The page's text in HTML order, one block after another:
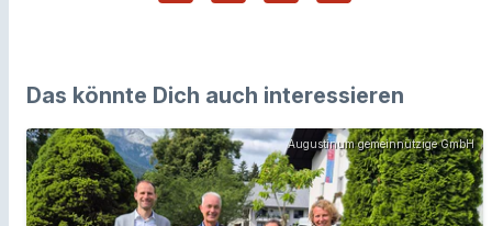
Das könnte Dich auch interessieren
Augustinum gemeinnützige GmbH